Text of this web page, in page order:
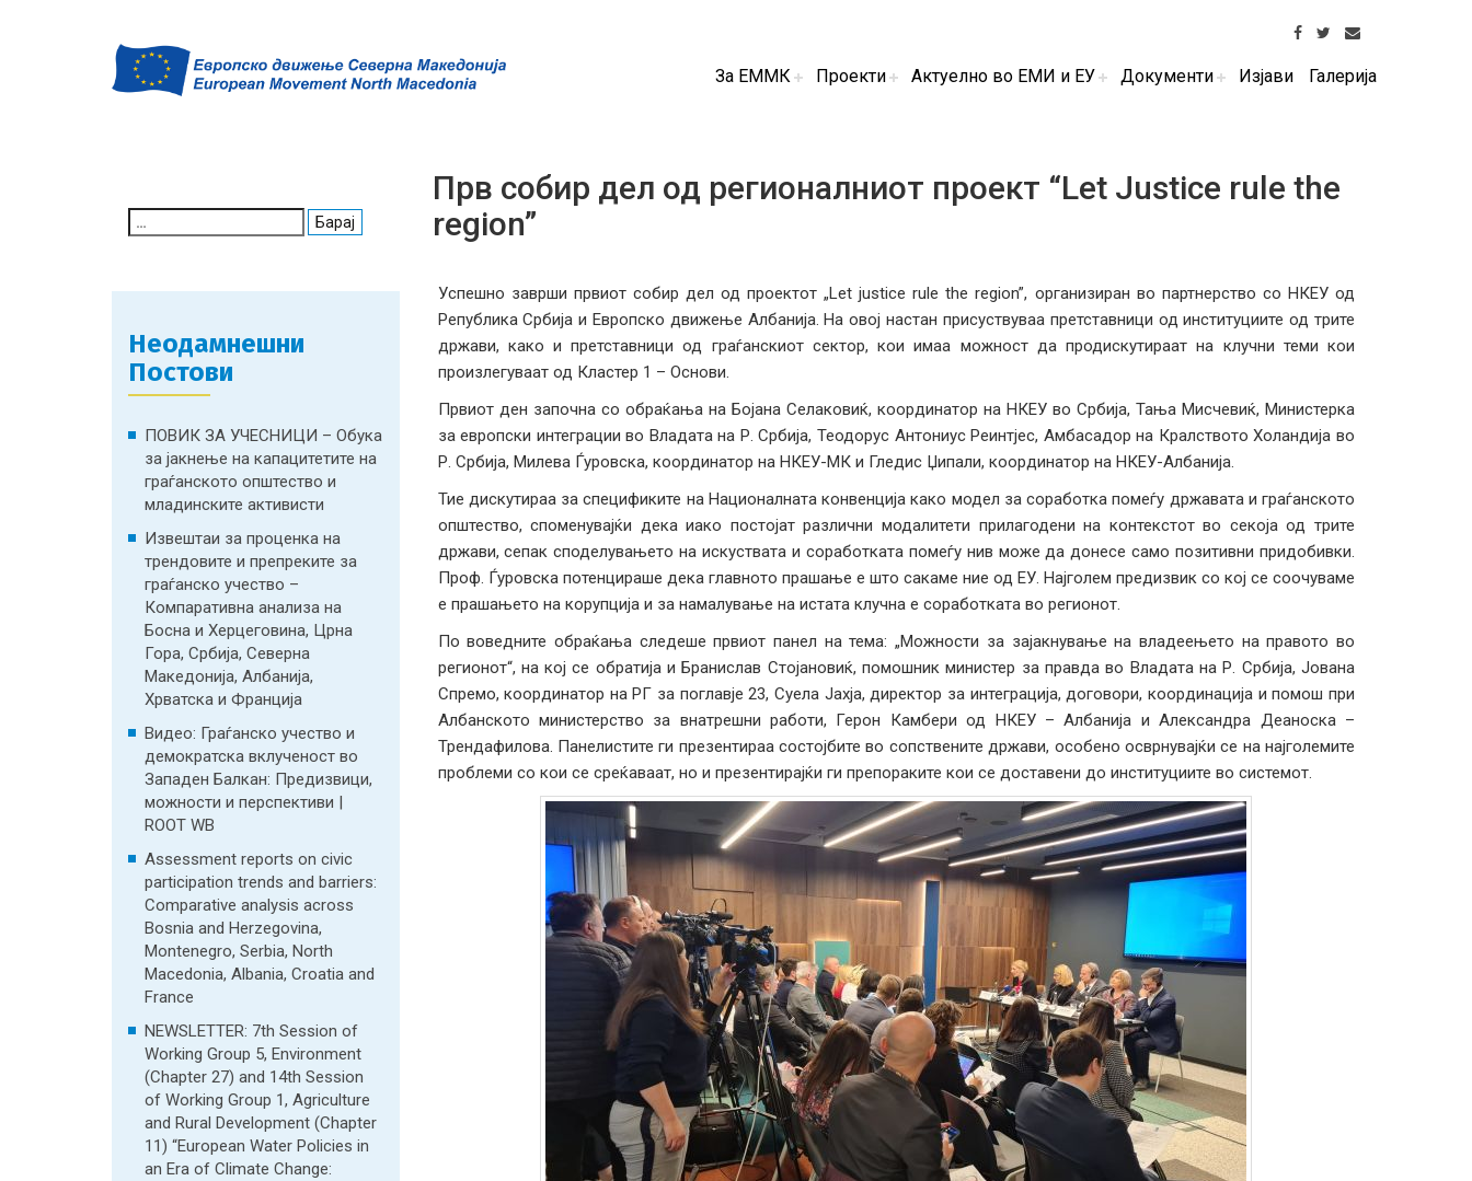
За ЕММК Проекти Актуелно во ЕМИ и ЕУ Документи Изјави Галерија
for:
Неодамнешни
Постови
ПОВИК ЗА УЧЕСНИЦИ – Обука
за јакнење на капацитетите на
граѓанското општество и
младинските активисти
Извештаи за проценка на
трендовите и препреките за
граѓанско учество –
Компаративна анализа на
Босна и Херцеговина, Црна
Гора, Србија, Северна
Македонија, Албанија,
Хрватска и Франција
Видео: Граѓанско учество и
демократска вклученост во
Западен Балкан: Предизвици,
можности и перспективи |
ROOT WB
Assessment reports on civic
participation trends and barriers:
Comparative analysis across
Bosnia and Herzegovina,
Montenegro, Serbia, North
Macedonia, Albania, Croatia and
France
NEWSLETTER: 7th Session of
Working Group 5, Environment
(Chapter 27) and 14th Session
of Working Group 1, Agriculture
and Rural Development (Chapter
11) “European Water Policies in
an Era of Climate Change:
Прв собир дел од регионалниот проект “Let Justice rule the
region”
Успешно заврши првиот собир дел од проектот „Let justice rule the region”, организиран во партнерство со НКЕУ од
Република Србија и Европско движење Албанија. На овој настан присуствуваа претставници од институциите од трите
држави, како и претставници од граѓанскиот сектор, кои имаа можност да продискутираат на клучни теми кои
произлегуваат од Кластер 1 – Основи.
Првиот ден започна со обраќања на Бојана Селаковиќ, координатор на НКЕУ во Србија, Тања Мисчевиќ, Министерка
за европски интеграции во Владата на Р. Србија, Теодорус Антониус Реинтјес, Амбасадор на Кралството Холандија во
Р. Србија, Милева Ѓуровска, координатор на НКЕУ-МК и Гледис Џипали, координатор на НКЕУ-Албанија.
Тие дискутираа за спецификите на Националната конвенција како модел за соработка помеѓу државата и граѓанското
општество, споменувајќи дека иако постојат различни модалитети прилагодени на контекстот во секоја од трите
држави, сепак споделувањето на искуствата и соработката помеѓу нив може да донесе само позитивни придобивки.
Проф. Ѓуровска потенцираше дека главното прашање е што сакаме ние од ЕУ. Најголем предизвик со кој се соочуваме
е прашањето на корупција и за намалување на истата клучна е соработката во регионот.
По воведните обраќања следеше првиот панел на тема: „Можности за зајакнување на владеењето на правото во
регионот“, на кој се обратија и Бранислав Стојановиќ, помошник министер за правда во Владата на Р. Србија, Јована
Спремо, координатор на РГ за поглавје 23, Суела Јахја, директор за интеграција, договори, координација и помош при
Албанското министерство за внатрешни работи, Герон Камбери од НКЕУ – Албанија и Александра Деаноска –
Трендафилова. Панелистите ги презентираа состојбите во сопствените држави, особено осврнувајќи се на најголемите
проблеми со кои се среќаваат, но и презентирајќи ги препораките кои се доставени до институциите во системот.